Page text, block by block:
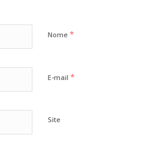
Nome *
E-mail *
Site